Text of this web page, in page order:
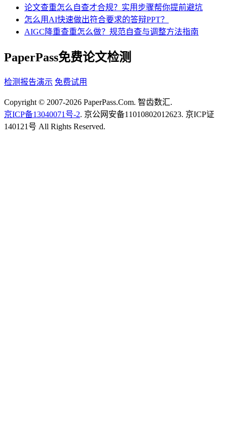
论文查重怎么自查才合规？实用步骤帮你提前避坑
怎么用AI快速做出符合要求的答辩PPT？
AIGC降重查重怎么做？规范自查与调整方法指南
PaperPass免费论文检测
检测报告演示 免费试用
Copyright © 2007-2026 PaperPass.Com. 智齿数汇.
京ICP备13040071号-2. 京公网安备11010802012623. 京ICP证
140121号 All Rights Reserved.